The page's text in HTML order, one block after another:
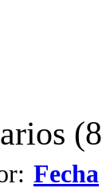
(8
Fecha